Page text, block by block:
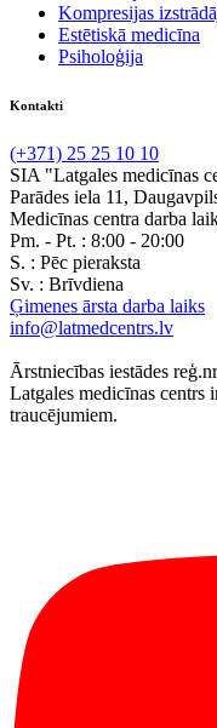
Kompresijas
Estētiskā medicīna
Psiholoģija
Kontakti
(+371) 25 25 10 10
SIA "Latgales medicīnas
Parādes iela 11,
Medicīnas centra darba
Pm. - Pt. : 8:00 - 20:00
S. : Pēc pieraksta
Sv. : Brīvdiena
Ģimenes ārsta darba laiks
info@latmedcentrs.lv
Ārstniecības iestādes
Latgales medicīnas centrs
traucējumiem.